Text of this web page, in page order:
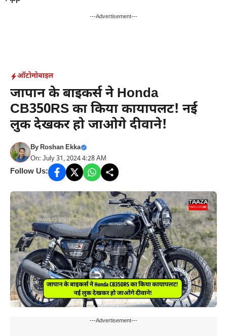
Skip
---Advertisement---
ऑटोमोबाइल
जापान के बाइकर्स ने Honda
CB350RS का किया कायापलट! नई
लुक देखकर हो जाओगे दीवाने!
ByRoshan Ekka
On: July 31, 2024 4:28 AM
Follow Us:
---Advertisement---